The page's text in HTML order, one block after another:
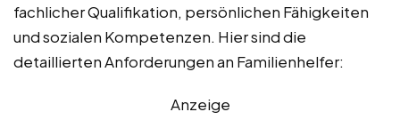
fachlicher Qualifikation, persönlichen Fähigkeiten
und sozialen Kompetenzen. Hier sind die
detaillierten Anforderungen an Familienhelfer:
Anzeige